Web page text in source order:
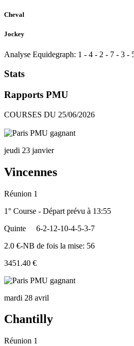
Cheval
Jockey
Analyse Equidegraph: 1 - 4 - 2 - 7 - 3 -
Stats
Rapports PMU
COURSES DU 25/06/2026
jeudi 23 janvier
Vincennes
Réunion 1
1° Course - Départ prévu à 13:55
Quinte
6-2-12-10-4-5-3-7
2.0 €-NB de fois la mise: 56
3451.40 €
mardi 28 avril
Chantilly
Réunion 1